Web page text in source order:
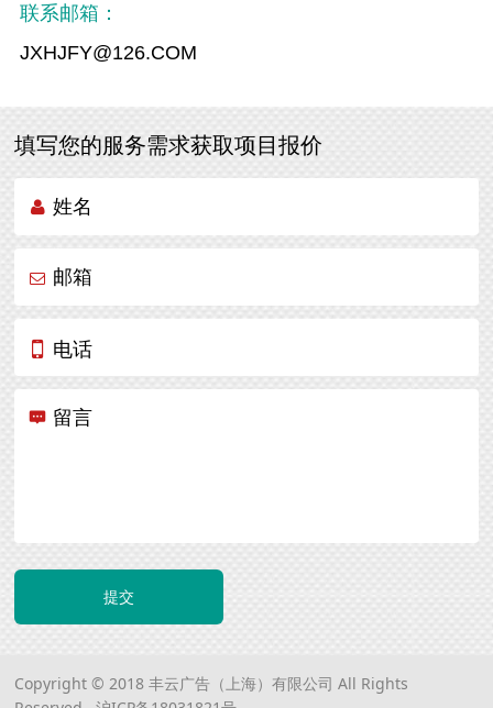
联系邮箱：
JXHJFY@126.COM
填写您的服务需求获取项目报价
姓名
邮箱
电话
留言
提交
Copyright © 2018 丰云广告（上海）有限公司 All Rights